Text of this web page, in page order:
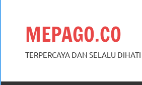
MEPAGO.CO
TERPERCAYA DAN SELALU DIHATI